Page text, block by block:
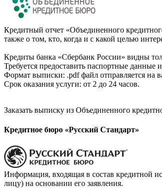
Кредитный отчет «Объединенного
также о том, кто, когда и с какой целью
Кредиты банка «Сбербанк России» видны
Требуется предоставить паспортные
Формат выписки: .pdf файл отправляется на
Срок оказания услуги: от 2 до 24 часов.
Заказать выписку из Объединенного
Кредитное бюро «Русский Стандарт»
Информация, входящая в состав кредитной
лицу) на основании его заявления.